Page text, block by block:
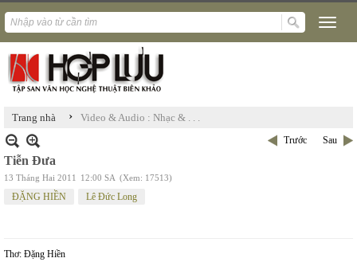
Trang nhà › Video & Audio : Nhạc & . . .
Trước Sau
Tiễn Đưa
13 Tháng Hai 2011 12:00 SA (Xem: 17513)
ĐẶNG HIỀN Lê Đức Long
Thơ: Đặng Hiền